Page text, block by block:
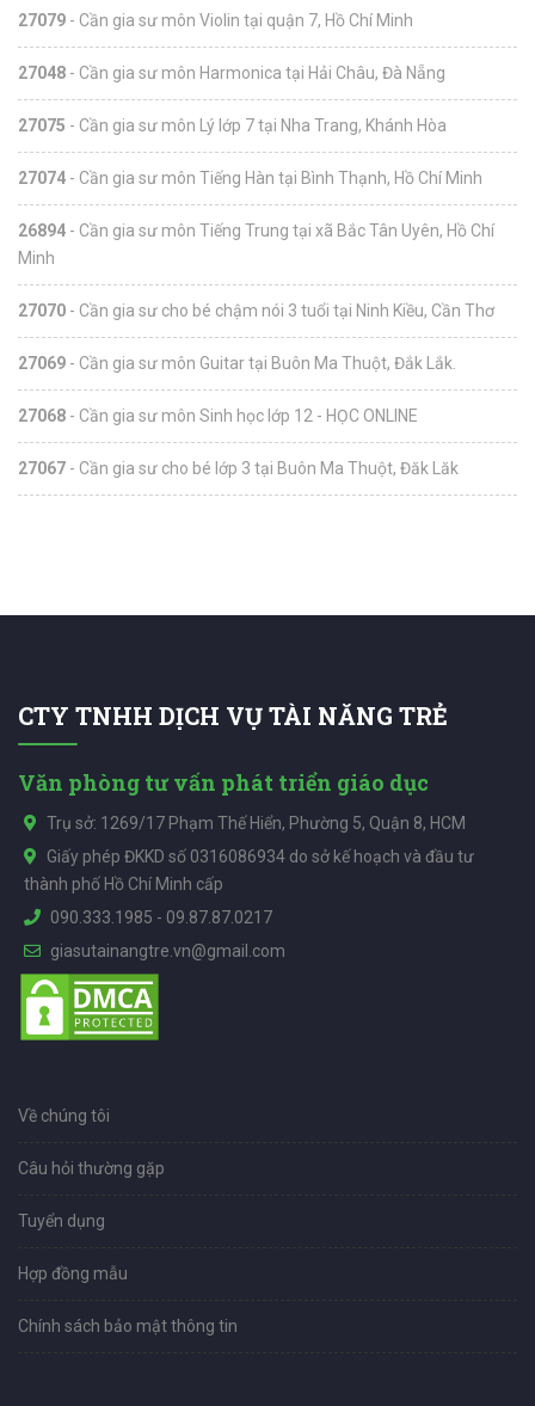
27079 - Cần gia sư môn Violin tại quận 7, Hồ Chí Minh
27048 - Cần gia sư môn Harmonica tại Hải Châu, Đà Nẵng
27075 - Cần gia sư môn Lý lớp 7 tại Nha Trang, Khánh Hòa
27074 - Cần gia sư môn Tiếng Hàn tại Bình Thạnh, Hồ Chí Minh
26894 - Cần gia sư môn Tiếng Trung tại xã Bắc Tân Uyên, Hồ Chí
Minh
27070 - Cần gia sư cho bé chậm nói 3 tuổi tại Ninh Kiều, Cần Thơ
27069 - Cần gia sư môn Guitar tại Buôn Ma Thuột, Đắk Lắk.
27068 - Cần gia sư môn Sinh học lớp 12 - HỌC ONLINE
27067 - Cần gia sư cho bé lớp 3 tại Buôn Ma Thuột, Đăk Lăk
CTY TNHH DỊCH VỤ TÀI NĂNG TRẺ
Văn phòng tư vấn phát triển giáo dục
Trụ sở: 1269/17 Phạm Thế Hiển, Phường 5, Quận 8, HCM
Giấy phép ĐKKD số 0316086934 do sở kế hoạch và đầu tư
thành phố Hồ Chí Minh cấp
090.333.1985 - 09.87.87.0217
giasutainangtre.vn@gmail.com
Về chúng tôi
Câu hỏi thường gặp
Tuyển dụng
Hợp đồng mẫu
Chính sách bảo mật thông tin